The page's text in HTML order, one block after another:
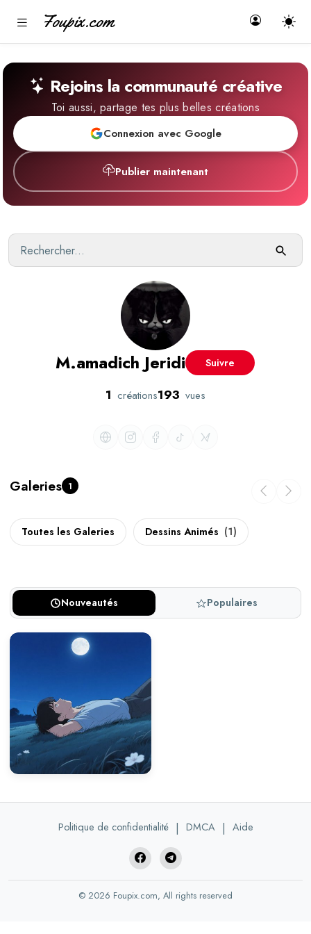
Foupix.com
Rejoins la communauté créative
Toi aussi, partage tes plus belles créations
Connexion avec Google
Publier maintenant
M.amadich Jeridi Suivre
1 créations193 vues
Galeries 1
Toutes les Galeries Dessins Animés (1)
Nouveautés Populaires
Politique de confidentialité | DMCA | Aide
© 2026 Foupix.com, All rights reserved